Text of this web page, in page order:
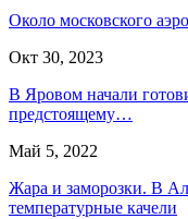
Около московского
Окт 30, 2023
В Яровом начали
предстоящему…
Май 5, 2022
Жара и заморозки. В
температурные качели